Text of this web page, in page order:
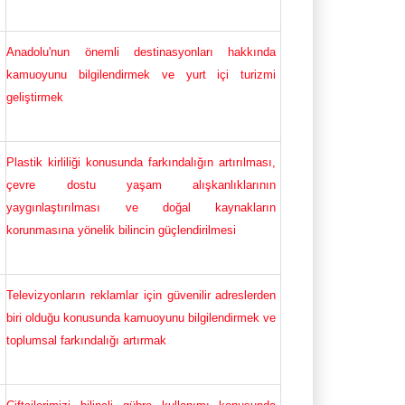
Anadolu'nun önemli destinasyonları hakkında
kamuoyunu bilgilendirmek ve yurt içi turizmi
geliştirmek
Plastik kirliliği konusunda farkındalığın artırılması,
çevre dostu yaşam alışkanlıklarının
yaygınlaştırılması ve doğal kaynakların
korunmasına yönelik bilincin güçlendirilmesi
Televizyonların reklamlar için güvenilir adreslerden
biri olduğu konusunda kamuoyunu bilgilendirmek ve
toplumsal farkındalığı artırmak